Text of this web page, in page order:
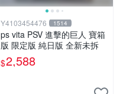
Y4103454476 1514
ps vita PSV 進擊的巨人 寶箱
版 限定版 純日版 全新未拆
$2,588